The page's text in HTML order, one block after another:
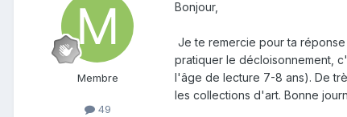
Membre
49
Bonjour,
Je te remercie pour ta
pratiquer le décloisonnement,
l'âge de lecture 7-8 ans). De
les collections d'art. Bonne